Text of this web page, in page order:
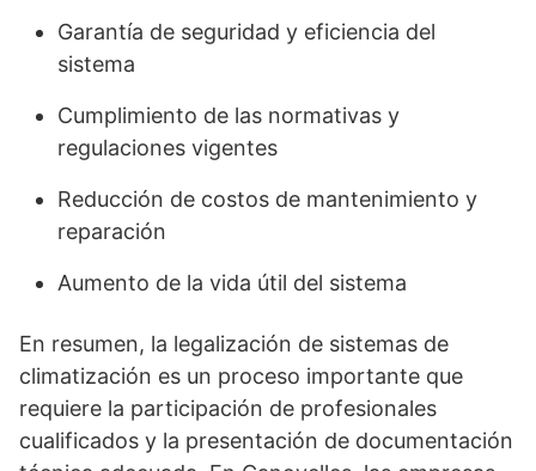
Garantía de seguridad y eficiencia del
sistema
Cumplimiento de las normativas y
regulaciones vigentes
Reducción de costos de mantenimiento y
reparación
Aumento de la vida útil del sistema
En resumen, la legalización de sistemas de
climatización es un proceso importante que
requiere la participación de profesionales
cualificados y la presentación de documentación